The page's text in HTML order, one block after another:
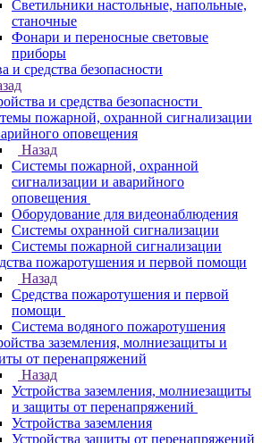
Светильники настольные, напольные,
станочные
Фонари и переносные световые
приборы
и средства безопасности
и средства безопасности
пожарной, охранной сигнализации
оповещения
Назад
Системы пожарной, охранной
сигнализации и аварийного
оповещения
Оборудование для видеонаблюдения
Системы охранной сигнализации
Системы пожарной сигнализации
пожаротушения и первой помощи
Назад
Средства пожаротушения и первой
помощи
Система водяного пожаротушения
заземления, молниезащиты и
от перенапряжений
Назад
Устройства заземления, молниезащиты
и защиты от перенапряжений
Устройства заземления
Устройства защиты от перенапряжений